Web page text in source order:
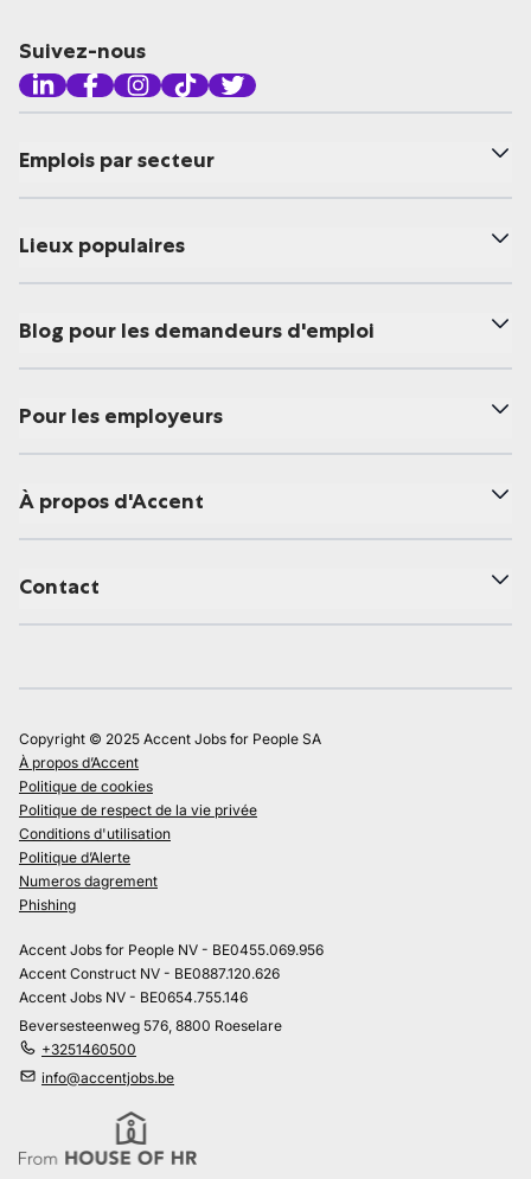
Suivez-nous
Emplois par secteur
Lieux populaires
Blog pour les demandeurs d'emploi
Pour les employeurs
À propos d'Accent
Contact
Copyright © 2025 Accent Jobs for People SA
À propos d’Accent
Politique de cookies
Politique de respect de la vie privée
Conditions d'utilisation
Politique d’Alerte
Numeros dagrement
Phishing
Accent Jobs for People NV - BE0455.069.956
Accent Construct NV - BE0887.120.626
Accent Jobs NV - BE0654.755.146
Beversesteenweg 576, 8800 Roeselare
+3251460500
info@accentjobs.be